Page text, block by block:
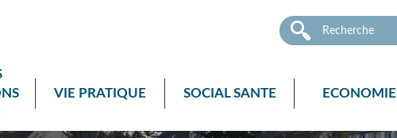
VIE PRATIQUE SOCIAL SANTE ECONOMIE